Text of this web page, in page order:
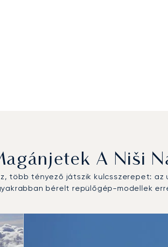
A Niši
több tényező játszik kulcsszerepet:
bérelt repülőgép-modellek
repülőgép-típus a repülési forgalom száma
(km)